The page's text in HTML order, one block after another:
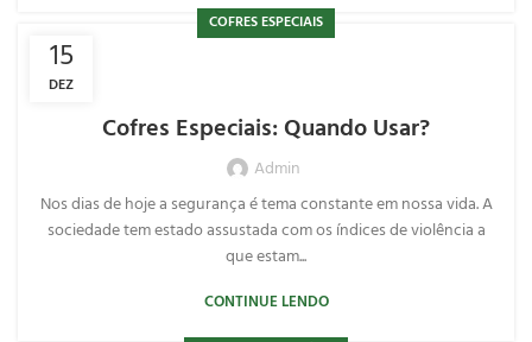
15
DEZ
COFRES ESPECIAIS
Cofres Especiais: Quando Usar?
Admin
Nos dias de hoje a segurança é tema constante em nossa vida. A
sociedade tem estado assustada com os índices de violência a
que estam...
CONTINUE LENDO